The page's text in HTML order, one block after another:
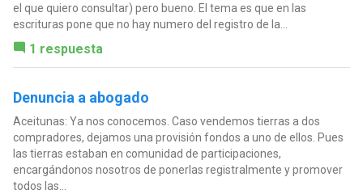
el que quiero consultar) pero bueno. El tema es que en las
escrituras pone que no hay numero del registro de la...
1 respuesta
Denuncia a abogado
Aceitunas: Ya nos conocemos. Caso vendemos tierras a dos
compradores, dejamos una provisión fondos a uno de ellos. Pues
las tierras estaban en comunidad de participaciones,
encargándonos nosotros de ponerlas registralmente y promover
todos las...